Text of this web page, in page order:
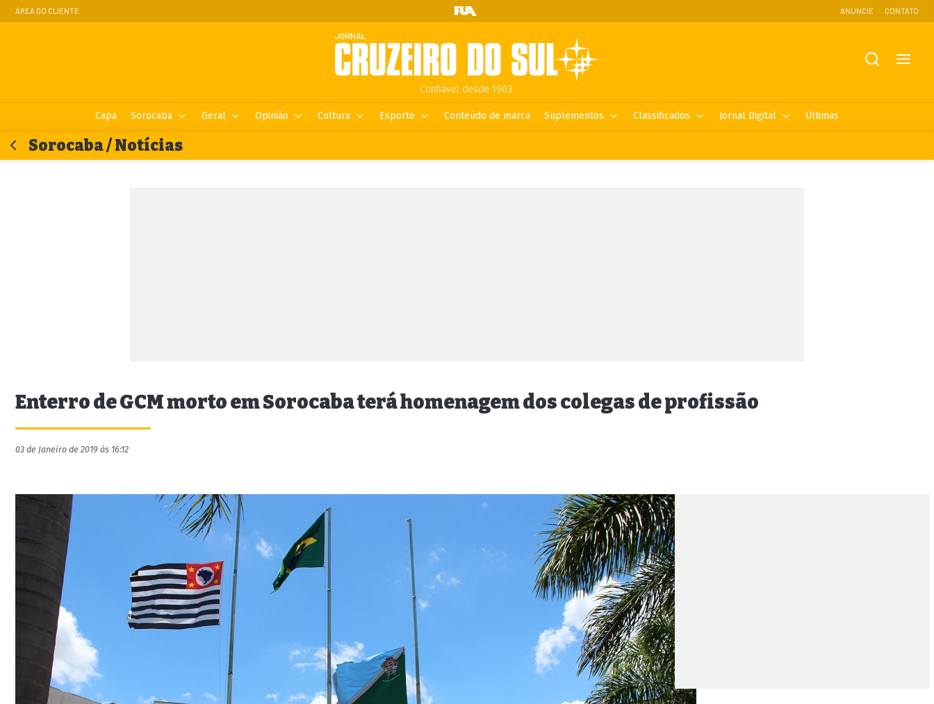
ÁREA DO CLIENTE ANUNCIE CONTATO
Confiável desde 1903.
Capa Sorocaba Geral Opinião Cultura Esporte Conteúdo de marca Suplementos Classificados Jornal Digital Últimas
Sorocaba / Notícias
Enterro de GCM morto em Sorocaba terá homenagem dos colegas de profissão
03 de Janeiro de 2019 às 16:12